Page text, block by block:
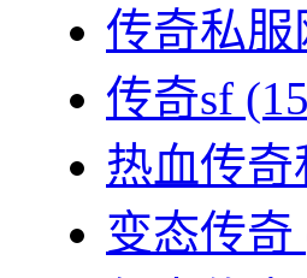
传奇私服
传奇sf
热血传奇
变态传奇